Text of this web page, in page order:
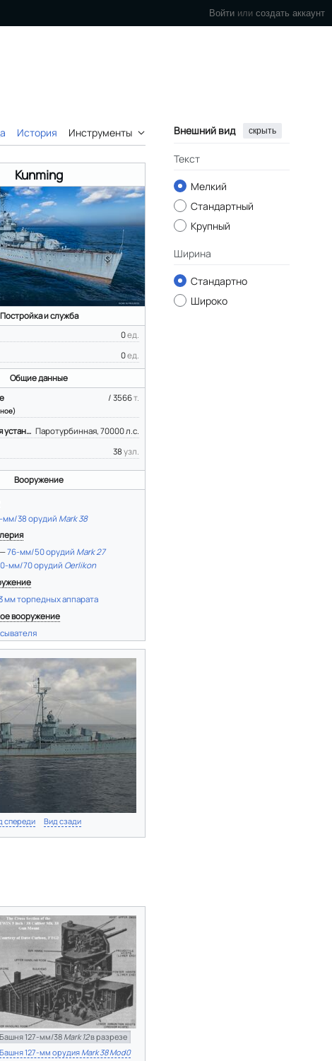
Войти или создать аккаунт
История Инструменты Внешний вид скрыть
Текст
Мелкий
Стандартный
Крупный
Ширина
Стандартно
Широко
Kunming
Постройка и служба
0ед.
0ед.
Общие данные
/ 3566т.
Паротурбинная, 70000 л.с.
Энергетическая установка
38 узл.
Вооружение
мм/38 орудий Mark 38
—76-мм/50 орудий Mark 27
мм/70 орудий Oerlikon
мм торпедных аппарата
вооружение
спереди Вид сзади
Башня 127-мм/38 Mark 12в разрезе
Башня 127-мм орудия Mark 38 Mod0